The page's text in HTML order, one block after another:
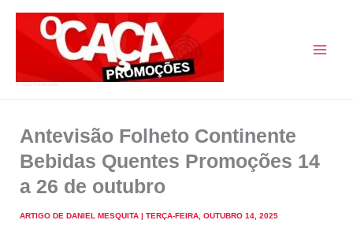
Antevisão Folheto Continente
Bebidas Quentes Promoções 14
a 26 de outubro
ARTIGO DE DANIEL MESQUITA | TERÇA-FEIRA, OUTUBRO 14, 2025